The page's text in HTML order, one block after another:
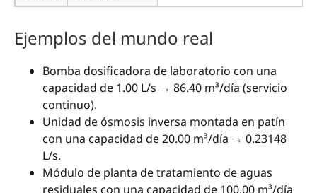
Ejemplos del mundo real
Bomba dosificadora de laboratorio con una
capacidad de 1.00 L/s → 86.40 m³/día (servicio
continuo).
Unidad de ósmosis inversa montada en patín
con una capacidad de 20.00 m³/día → 0.23148
L/s.
Módulo de planta de tratamiento de aguas
residuales con una capacidad de 100.00 m³/día